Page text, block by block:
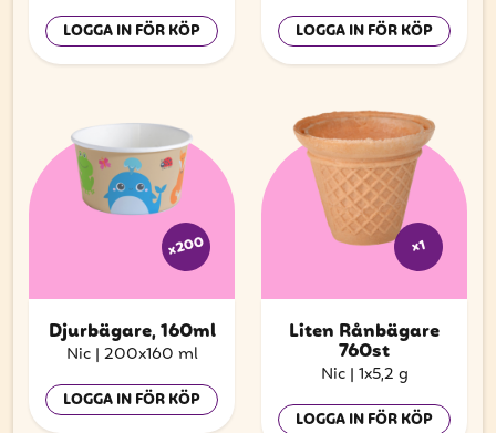
LOGGA IN FÖR KÖP LOGGA IN FÖR KÖP
x200
Djurbägare, 160ml
Nic | 200x160 ml
LOGGA IN FÖR KÖP
x1
Liten Rånbägare
760st
Nic | 1x5,2 g
LOGGA IN FÖR KÖP